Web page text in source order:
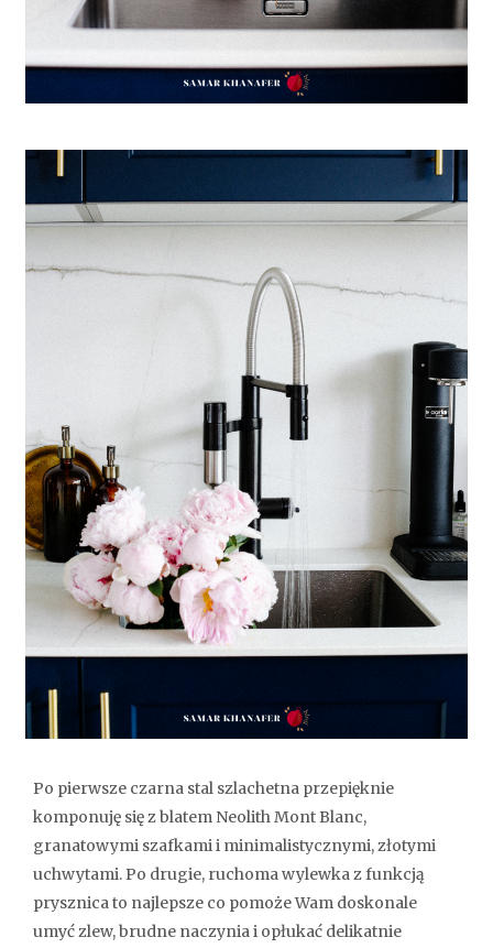
Po pierwsze czarna stal szlachetna przepięknie
komponuję się z blatem Neolith Mont Blanc,
granatowymi szafkami i minimalistycznymi, złotymi
uchwytami. Po drugie, ruchoma wylewka z funkcją
prysznica to najlepsze co pomoże Wam doskonale
umyć zlew, brudne naczynia i opłukać delikatnie